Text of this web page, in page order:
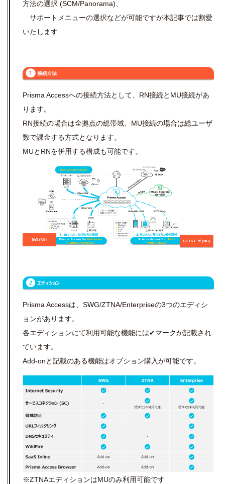
方法の選択 (SCM/Panorama)、
サポートメニューの選択などが可能ですが本記事では割愛
いたします
Prisma Accessへの接続方法として、RN接続とMU接続があ
ります。
RN接続の場合は全拠点の総帯域、MU接続の場合は総ユーザ
数で課金する方式となります。
MUとRNを併用する構成も可能です。
Prisma Accessは、SWG/ZTNA/Enterpriseの3つのエディシ
ョンがあります。
各エディションにて利用可能な機能には✔マークが記載され
ています。
Add-onと記載のある機能はオプション購入が可能です。
※ZTNAエディションはMUのみ利用可能です